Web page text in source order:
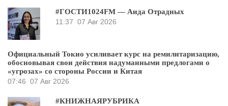
#ГОСТИ1024FM — Аида Отрадных
11:37 07 Авг 2026
Официальный Токио усиливает курс на ремилитаризацию,
обосновывая свои действия надуманными предлогами о
«угрозах» со стороны России и Китая
07:46 07 Авг 2026
#КНИЖНАЯРУБРИКА